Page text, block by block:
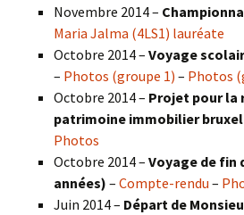
Novembre 2014 –
Maria Jalma (4LS1) lauréate
Octobre 2014 – Voyage
– Photos (groupe 1) – Photos
Octobre 2014 – Projet pour la
patrimoine immobilier
Photos
Octobre 2014 – Voyage de fin
années) – Compte-rendu –
Juin 2014 – Départ de